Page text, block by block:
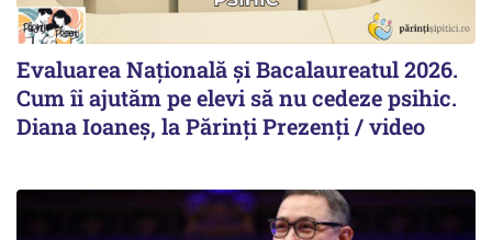
Evaluarea Națională și Bacalaureatul 2026.
Cum îi ajutăm pe elevi să nu cedeze psihic.
Diana Ioaneș, la Părinți Prezenți / video